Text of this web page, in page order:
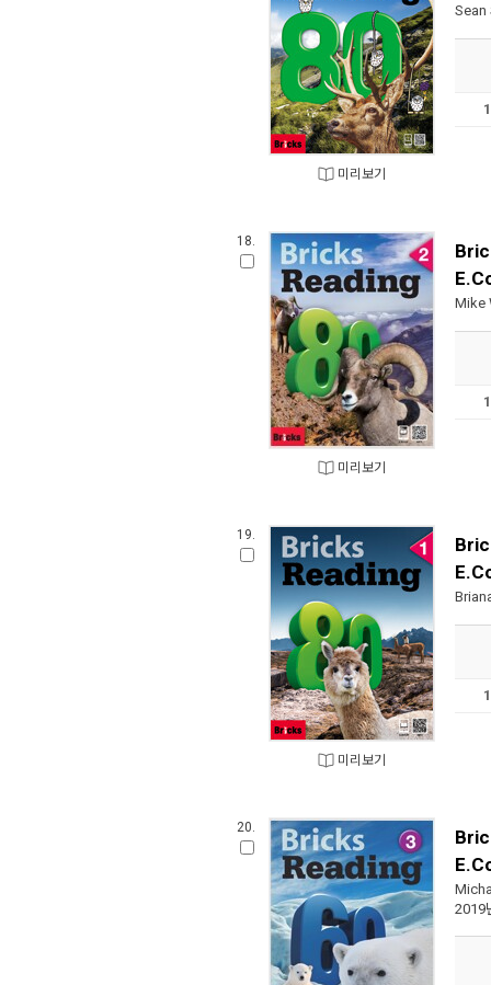
미리보기
Sean
18.
미리보기
Mike
19.
미리보기
20.
2019